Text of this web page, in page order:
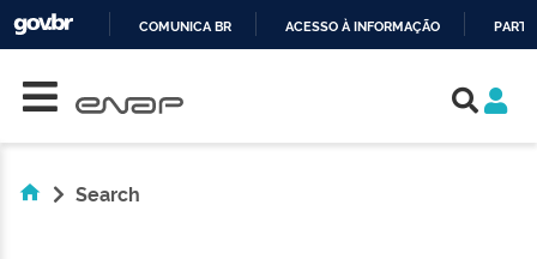
COMUNICA BR ACESSO À INFORMAÇÃO
Search